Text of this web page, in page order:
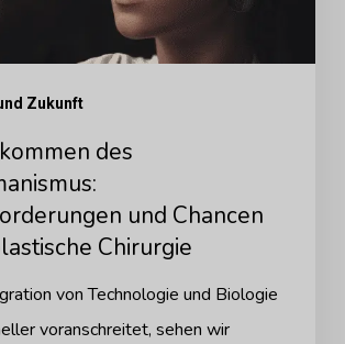
Zukunft
des
und Chancen
Chirurgie
von Technologie und Biologie
voranschreitet, sehen wir